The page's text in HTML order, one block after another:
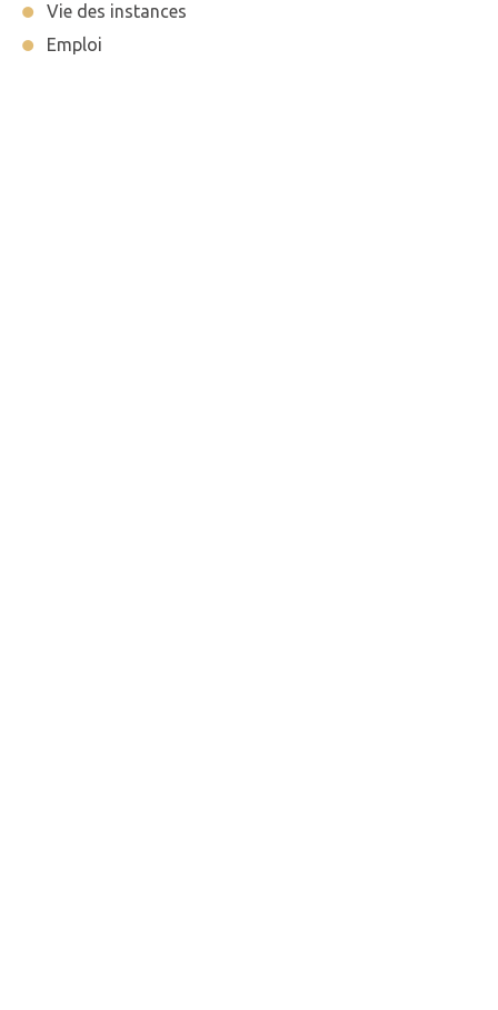
Vie des instances
Emploi